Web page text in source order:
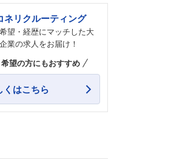
ネリクルーティング
望・経歴にマッチした大
業の求人をお届け！
望の方にもおすすめ
くはこちら